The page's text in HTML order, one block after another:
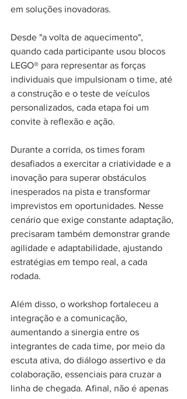
em soluções inovadoras.
Desde "a volta de aquecimento",
quando cada participante usou blocos
LEGO® para representar as forças
individuais que impulsionam o time, até
a construção e o teste de veículos
personalizados, cada etapa foi um
convite à reflexão e ação.
Durante a corrida, os times foram
desafiados a exercitar a criatividade e a
inovação para superar obstáculos
inesperados na pista e transformar
imprevistos em oportunidades. Nesse
cenário que exige constante adaptação,
precisaram também demonstrar grande
agilidade e adaptabilidade, ajustando
estratégias em tempo real, a cada
rodada.
Além disso, o workshop fortaleceu a
integração e a comunicação,
aumentando a sinergia entre os
integrantes de cada time, por meio da
escuta ativa, do diálogo assertivo e da
colaboração, essenciais para cruzar a
linha de chegada. Afinal, não é apenas